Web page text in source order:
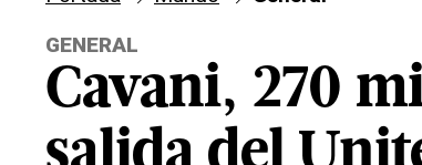
GENERAL
Cavani, 270